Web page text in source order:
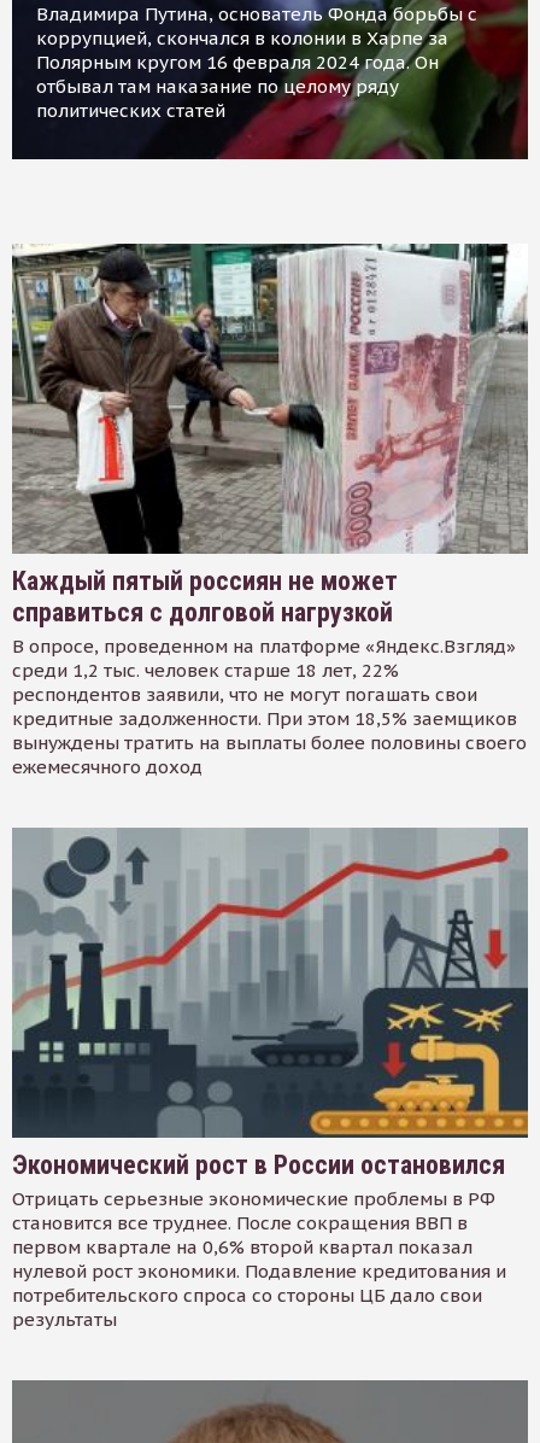
Владимира Путина, основатель Фонда борьбы с
коррупцией, скончался в колонии в Харпе за
Полярным кругом 16 февраля 2024 года. Он
отбывал там наказание по целому ряду
политических статей
Каждый пятый россиян не может
справиться с долговой нагрузкой
В опросе, проведенном на платформе «Яндекс.Взгляд»
среди 1,2 тыс. человек старше 18 лет, 22%
респондентов заявили, что не могут погашать свои
кредитные задолженности. При этом 18,5% заемщиков
вынуждены тратить на выплаты более половины своего
ежемесячного доход
Экономический рост в России остановился
Отрицать серьезные экономические проблемы в РФ
становится все труднее. После сокращения ВВП в
первом квартале на 0,6% второй квартал показал
нулевой рост экономики. Подавление кредитования и
потребительского спроса со стороны ЦБ дало свои
результаты